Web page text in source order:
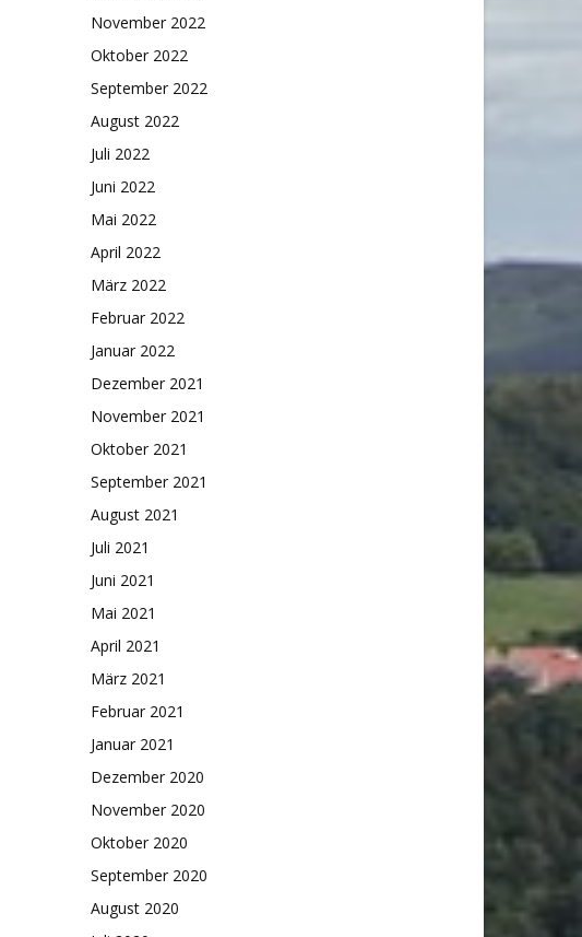
November 2022
Oktober 2022
September 2022
August 2022
Juli 2022
Juni 2022
Mai 2022
April 2022
März 2022
Februar 2022
Januar 2022
Dezember 2021
November 2021
Oktober 2021
September 2021
August 2021
Juli 2021
Juni 2021
Mai 2021
April 2021
März 2021
Februar 2021
Januar 2021
Dezember 2020
November 2020
Oktober 2020
September 2020
August 2020